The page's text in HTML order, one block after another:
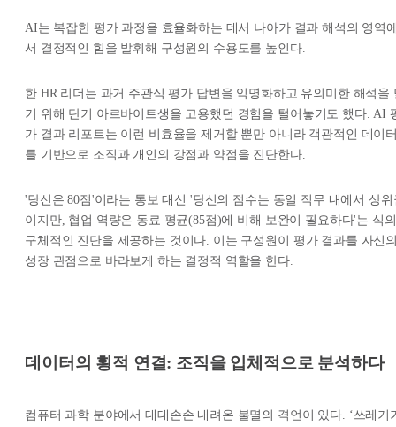
AI는 복잡한 평가 과정을 효율화하는 데서 나아가 결과 해석의 영역
서 결정적인 힘을 발휘해 구성원의 수용도를 높인다.
한 HR 리더는 과거 주관식 평가 답변을 익명화하고 유의미한 해석을
기 위해 단기 아르바이트생을 고용했던 경험을 털어놓기도 했다. AI
가 결과 리포트는 이런 비효율을 제거할 뿐만 아니라 객관적인 데이
를 기반으로 조직과 개인의 강점과 약점을 진단한다.
'당신은 80점'이라는 통보 대신 '당신의 점수는 동일 직무 내에서 상위
이지만, 협업 역량은 동료 평균(85점)에 비해 보완이 필요하다'는 식의
구체적인 진단을 제공하는 것이다. 이는 구성원이 평가 결과를 자신
성장 관점으로 바라보게 하는 결정적 역할을 한다.
데이터의 횡적 연결: 조직을 입체적으로 분석하다
컴퓨터 과학 분야에서 대대손손 내려온 불멸의 격언이 있다. ‘쓰레기